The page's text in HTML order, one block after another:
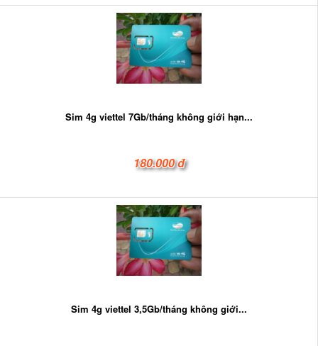
Sim 4g viettel 7Gb/tháng không giới hạn...
180.000 đ
Sim 4g viettel 3,5Gb/tháng không giới...